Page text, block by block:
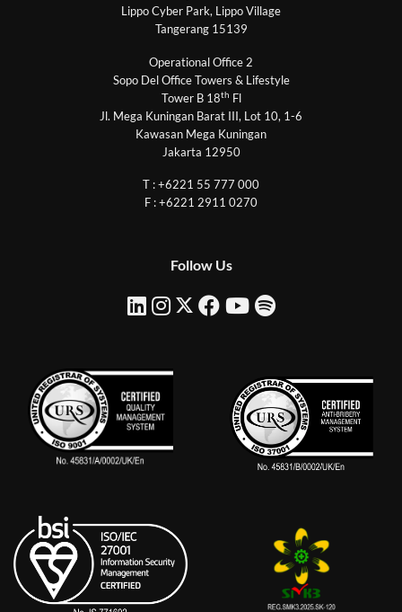
Lippo Cyber Park, Lippo Village
Tangerang 15139
Operational Office 2
Sopo Del Office Towers & Lifestyle
Tower B 18th Fl
Jl. Mega Kuningan Barat III, Lot 10, 1-6
Kawasan Mega Kuningan
Jakarta 12950
T : +6221 55 777 000
F : +6221 2911 0270
Follow Us